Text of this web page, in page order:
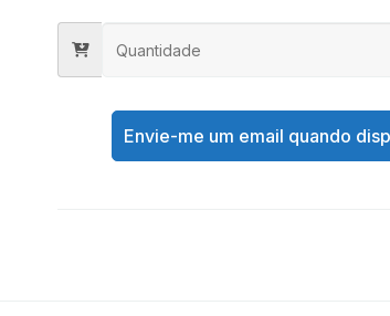
Envie-me um email quando